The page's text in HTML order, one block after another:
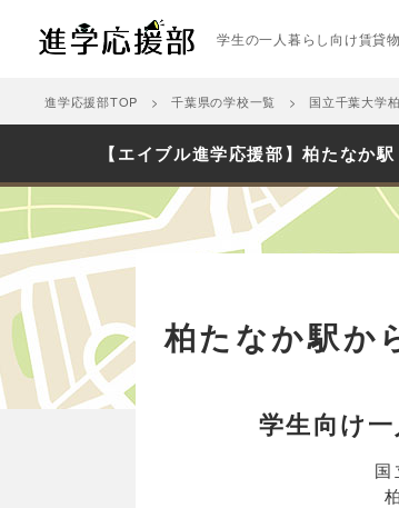
学生の一人暮らし向け賃貸
進学応援部TOP 千葉県の学校一覧 国立千葉大学
【エイブル進学応援部】柏たなか
柏たなか駅か
学生向け